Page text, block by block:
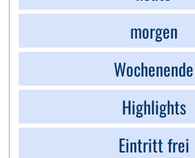
morgen
Wochenende
Highlights
Eintritt frei